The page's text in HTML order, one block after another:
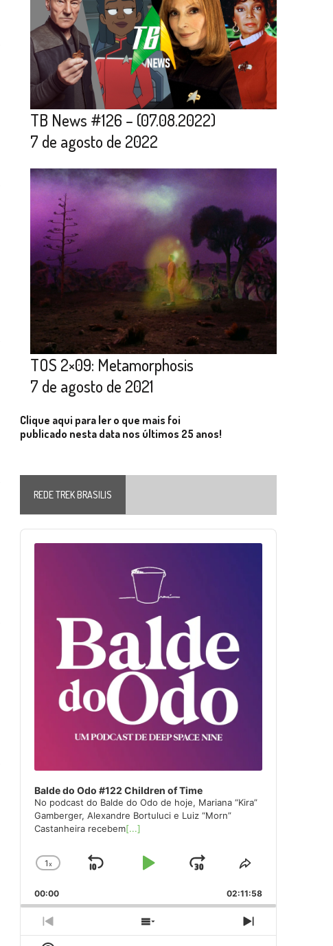
TB News #126 – (07.08.2022)
7 de agosto de 2022
TOS 2×09: Metamorphosis
7 de agosto de 2021
Clique aqui para ler o que mais foi
publicado nesta data nos últimos 25 anos!
REDE TREK BRASILIS
Audio
Player
Balde do Odo #122 Children of Time
No podcast do Balde do Odo de hoje, Mariana “Kira”
Gamberger, Alexandre Bortuluci e Luiz “Morn”
Castanheira recebem[...]
Change
Rate
1x
Skip
Play
Jump
Forward
Share
Episode
00:00 02:11:58
Previous
Episode
Show
Next